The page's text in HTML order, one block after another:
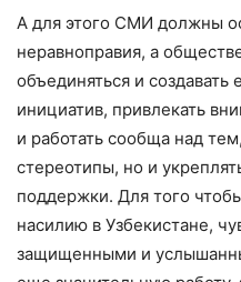
А для этого СМИ должны
неравноправия, а
объединяться и
инициатив, привлекать
и работать сообща над
стереотипы, но и
поддержки. Для того
насилию в Узбекистане,
защищенными и